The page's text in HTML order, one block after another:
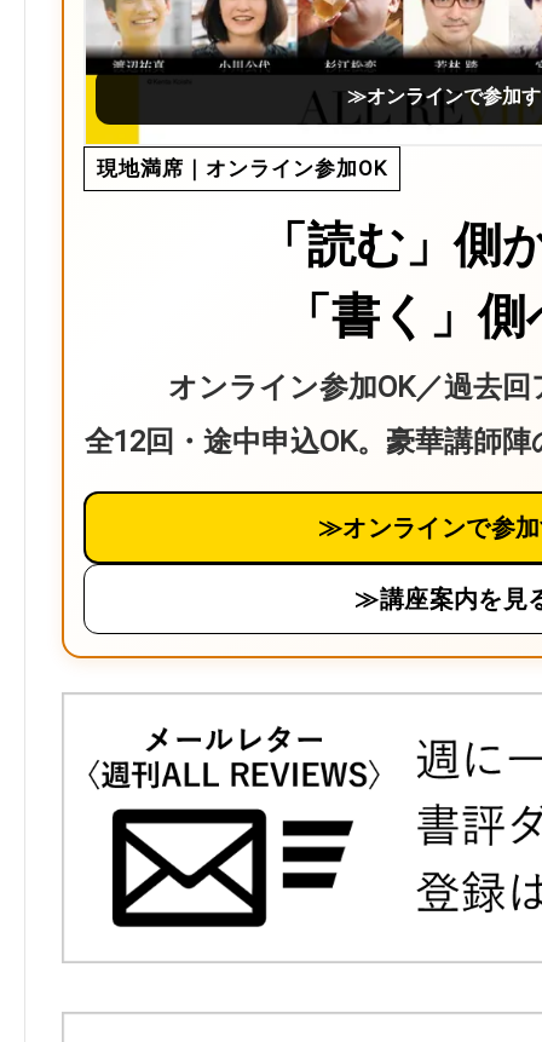
≫オンラインで参加
現地満席｜オンライン参加OK
「読む」側
「書く」
オンライン参加OK／過去
全12回・途中申込OK。豪華講師
≫オンラインで参
≫講座案内を見